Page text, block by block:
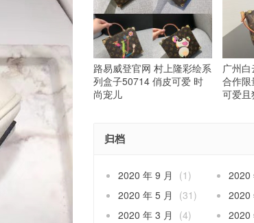
路易威登官网 村上隆彩绘系
列盒子50714 俏皮可爱 时
尚宠儿
广州
合作
可爱且
归档
2020 年 9 月 (1) 2020
2020 年 5 月
(31) 2020
2020 年 3 月
(4) 2020